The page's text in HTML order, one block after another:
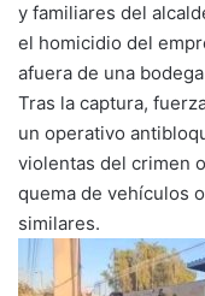
y familiares del
el homicidio del
afuera de una
Tras la captura,
un operativo
violentas del crimen
quema de vehículos
similares.